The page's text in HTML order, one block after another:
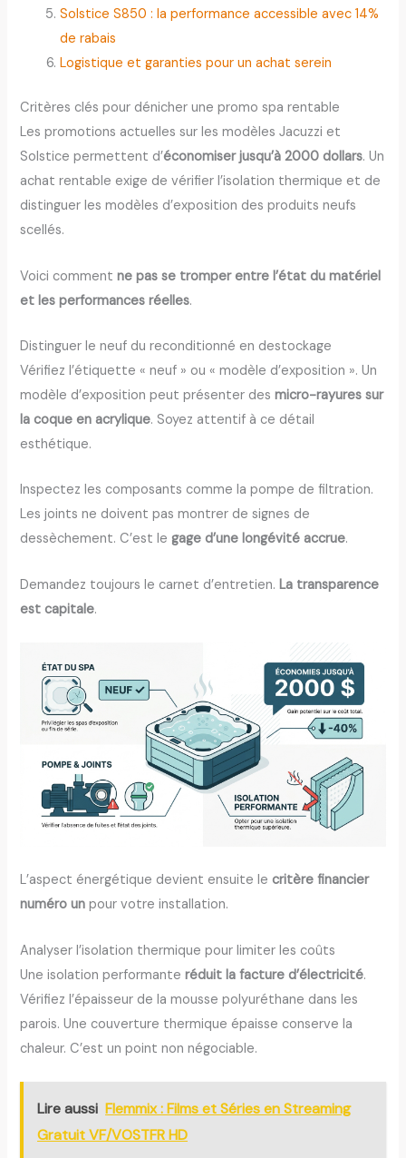
Solstice S850 : la performance accessible avec 14%
de rabais
Logistique et garanties pour un achat serein
Critères clés pour dénicher une promo spa rentable
Les promotions actuelles sur les modèles Jacuzzi et
Solstice permettent d’économiser jusqu’à 2000 dollars. Un
achat rentable exige de vérifier l’isolation thermique et de
distinguer les modèles d’exposition des produits neufs
scellés.
Voici commentne pas se tromper entre l’état du matériel
et les performances réelles.
Distinguer le neuf du reconditionné en destockage
Vérifiez l’étiquette « neuf » ou « modèle d’exposition ». Un
modèle d’exposition peut présenter desmicro-rayures sur
la coque en acrylique. Soyez attentif à ce détail
esthétique.
Inspectez les composants comme la pompe de filtration.
Les joints ne doivent pas montrer de signes de
dessèchement. C’est le gage d’une longévité accrue.
Demandez toujours le carnet d’entretien. La transparence
est capitale.
L’aspect énergétique devient ensuite lecritère financier
numéro un pour votre installation.
Analyser l’isolation thermique pour limiter les coûts
Une isolation performanteréduit la facture d’électricité.
Vérifiez l’épaisseur de la mousse polyuréthane dans les
parois. Une couverture thermique épaisse conserve la
chaleur. C’est un point non négociable.
Lire aussi Flemmix : Films et Séries en Streaming
Gratuit VF/VOSTFR HD